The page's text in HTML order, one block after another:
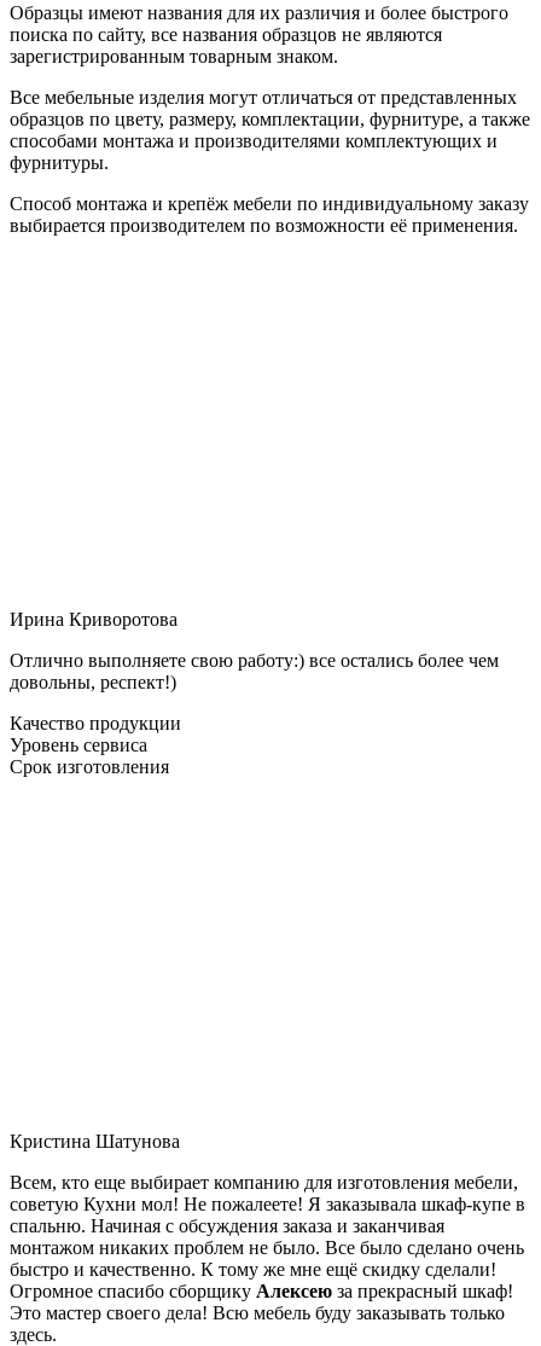
Образцы имеют названия для их различия и более быстрого
поиска по сайту, все названия образцов не являются
зарегистрированным товарным знаком.
Все мебельные изделия могут отличаться от представленных
образцов по цвету, размеру, комплектации, фурнитуре, а также
способами монтажа и производителями комплектующих и
фурнитуры.
Способ монтажа и крепёж мебели по индивидуальному заказу
выбирается производителем по возможности её применения.
Ирина Криворотова
Отлично выполняете свою работу:) все остались более чем
довольны, респект!)
Качество продукции
Уровень сервиса
Срок изготовления
Кристина Шатунова
Всем, кто еще выбирает компанию для изготовления мебели,
советую Кухни мол! Не пожалеете! Я заказывала шкаф-купе в
спальню. Начиная с обсуждения заказа и заканчивая
монтажом никаких проблем не было. Все было сделано очень
быстро и качественно. К тому же мне ещё скидку сделали!
Огромное спасибо сборщику Алексею за прекрасный шкаф!
Это мастер своего дела! Всю мебель буду заказывать только
здесь.